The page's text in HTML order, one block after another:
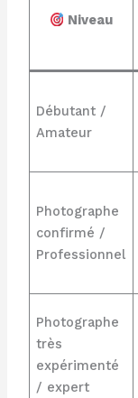
Niveau
Débutant /
Amateur
Photographe
confirmé /
Professionnel
Photographe
très
expérimenté
/ expert